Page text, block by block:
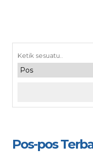
Pos-pos